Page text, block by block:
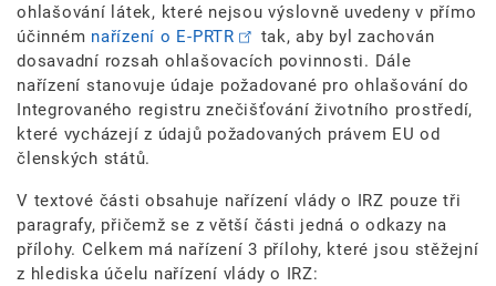
ohlašování látek, které nejsou výslovně uvedeny v přímo
účinném nařízení o E-PRTR
tak, aby byl zachován
dosavadní rozsah ohlašovacích povinnosti. Dále
nařízení stanovuje údaje požadované pro ohlašování do
Integrovaného registru znečišťování životního prostředí,
které vycházejí z údajů požadovaných právem EU od
členských států.
V textové části obsahuje nařízení vlády o IRZ pouze tři
paragrafy, přičemž se z větší části jedná o odkazy na
přílohy. Celkem má nařízení 3 přílohy, které jsou stěžejní
z hlediska účelu nařízení vlády o IRZ: